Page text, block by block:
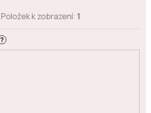
?
Položek k zobrazení: 1